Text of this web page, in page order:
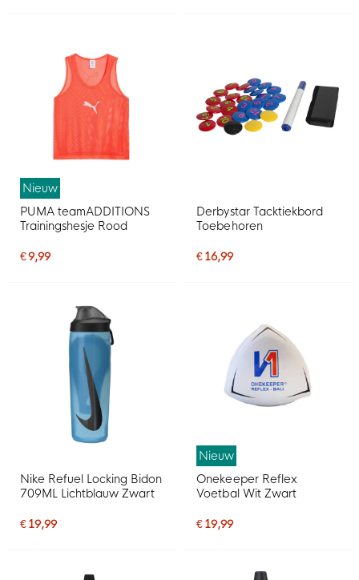
Nieuw
PUMA teamADDITIONS
Trainingshesje Rood
€ 9,99
Derbystar Tacktiekbord
Toebehoren
€ 16,99
Nike Refuel Locking Bidon
709ML Lichtblauw Zwart
€ 19,99
Nieuw
Onekeeper Reflex
Voetbal Wit Zwart
€ 19,99